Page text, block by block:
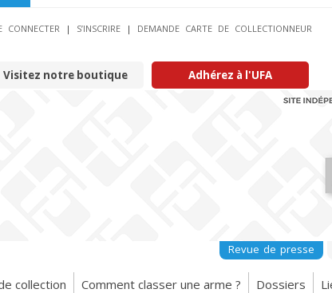
CONNECTER | S’INSCRIRE | DEMANDE CARTE DE COLLECTIONNEUR
Visitez notre boutique Adhérez à l'UFA
Revue de presse
collection Comment classer une arme ? Dossiers